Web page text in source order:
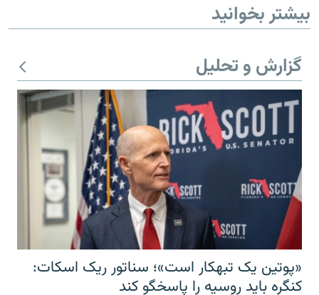
بیشتر بخوانید
گزارش و تحلیل
«پوتین یک تبهکار است»؛ سناتور ریک اسکات:
کنگره باید روسیه را پاسخگو کند